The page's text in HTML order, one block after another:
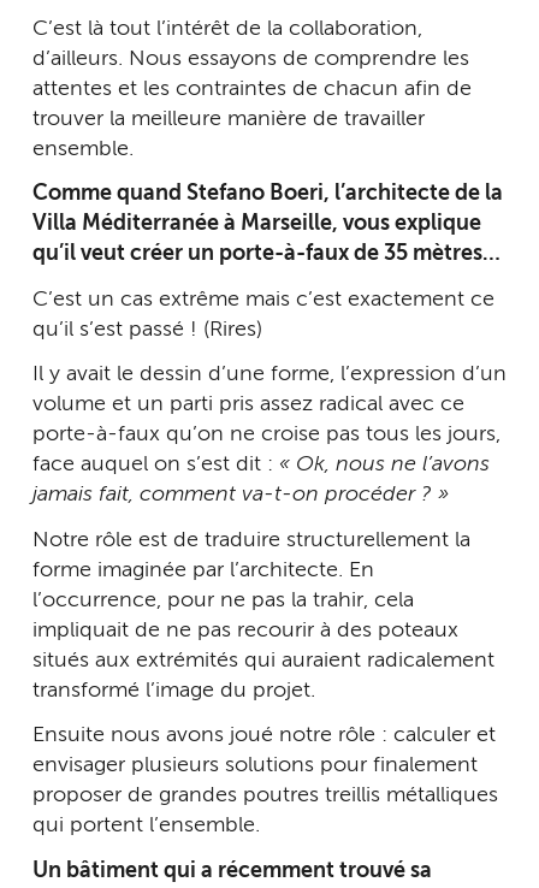
C’est là tout l’intérêt de la collaboration,
d’ailleurs. Nous essayons de comprendre les
attentes et les contraintes de chacun afin de
trouver la meilleure manière de travailler
ensemble.
Comme quand Stefano Boeri, l’architecte de la
Villa Méditerranée à Marseille, vous explique
qu’il veut créer un porte-à-faux de 35 mètres…
C’est un cas extrême mais c’est exactement ce
qu’il s’est passé ! (Rires)
Il y avait le dessin d’une forme, l’expression d’un
volume et un parti pris assez radical avec ce
porte-à-faux qu’on ne croise pas tous les jours,
face auquel on s’est dit : « Ok, nous ne l’avons
jamais fait, comment va-t-on procéder ? »
Notre rôle est de traduire structurellement la
forme imaginée par l’architecte. En
l’occurrence, pour ne pas la trahir, cela
impliquait de ne pas recourir à des poteaux
situés aux extrémités qui auraient radicalement
transformé l’image du projet.
Ensuite nous avons joué notre rôle : calculer et
envisager plusieurs solutions pour finalement
proposer de grandes poutres treillis métalliques
qui portent l’ensemble.
Un bâtiment qui a récemment trouvé sa